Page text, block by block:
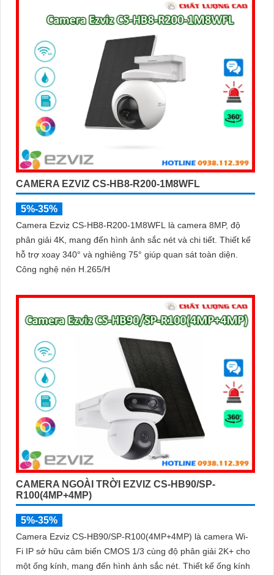
CAMERA EZVIZ CS-HB8-R200-1M8WFL
5%-35%
Camera Ezviz CS-HB8-R200-1M8WFL là camera 8MP, độ
phân giải 4K, mang đến hình ảnh sắc nét và chi tiết. Thiết kế
hỗ trợ xoay 340° và nghiêng 75° giúp quan sát toàn diện.
Công nghệ nén H.265/H
CAMERA NGOÀI TRỜI EZVIZ CS-HB90/SP-
R100(4MP+4MP)
5%-35%
Camera Ezviz CS-HB90/SP-R100(4MP+4MP) là camera Wi-
Fi IP sở hữu cảm biến CMOS 1/3 cùng độ phân giải 2K+ cho
một ống kính, mang đến hình ảnh sắc nét. Thiết kế ống kính